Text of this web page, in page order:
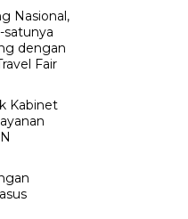
Nasional,
satunya
dengan
Fair
Kabinet